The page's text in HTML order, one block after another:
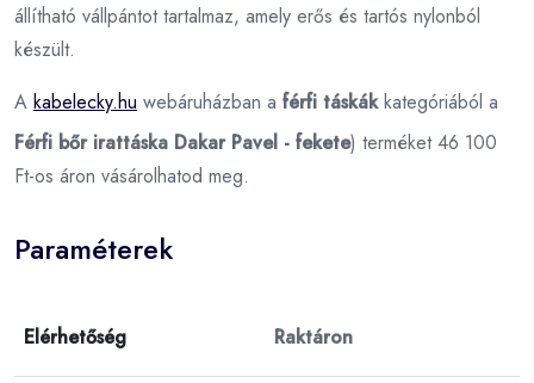
állítható vállpántot tartalmaz, amely erős és tartós nylonból
készült.
A kabelecky.hu webáruházban a férfi táskákkategóriából a
Férfi bőr irattáska Dakar Pavel - fekete) terméket 46 100
Ft-os áron vásárolhatod meg.
Paraméterek
Elérhetőség Raktáron